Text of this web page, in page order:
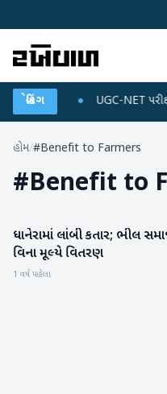
બ્રેકિંગ
પ્લાન UGC-NET પરીક્ષા
હોમ/#Benefit to Farmers
#Benefit to
બનાસકાંઠા
ધાનેરામાં લાંબી કતાર; ભીલ
વિના મૂલ્યે વિતરણ
1 વર્ષ પહેલા